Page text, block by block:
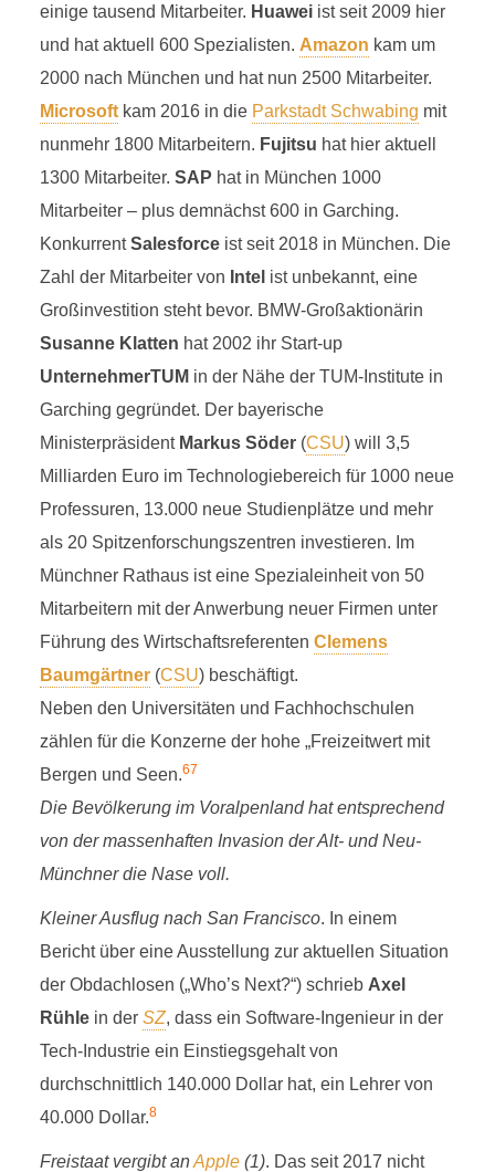
einige tausend Mitarbeiter. Huawei ist seit 2009 hier
und hat aktuell 600 Spezialisten. Amazon kam um
2000 nach München und hat nun 2500 Mitarbeiter.
Microsoft kam 2016 in die Parkstadt Schwabing mit
nunmehr 1800 Mitarbeitern. Fujitsu hat hier aktuell
1300 Mitarbeiter. SAP hat in München 1000
Mitarbeiter – plus demnächst 600 in Garching.
KonkurrentSalesforceist seit 2018 in München. Die
Zahl der Mitarbeiter von Intel ist unbekannt, eine
Großinvestition steht bevor. BMW-Großaktionärin
Susanne Klatten hat 2002 ihr Start-up
UnternehmerTUM in der Nähe der TUM-Institute in
Garching gegründet. Der bayerische
Ministerpräsident Markus Söder(CSU) will 3,5
Milliarden Euro im Technologiebereich für 1000 neue
Professuren, 13.000 neue Studienplätze und mehr
als 20 Spitzenforschungszentren investieren. Im
Münchner Rathaus ist eine Spezialeinheit von 50
Mitarbeitern mit der Anwerbung neuer Firmen unter
Führung des Wirtschaftsreferenten Clemens
Baumgärtner(CSU) beschäftigt.
Neben den Universitäten und Fachhochschulen
zählen für die Konzerne der hohe „Freizeitwert mit
Bergen und Seen.67
Die Bevölkerung im Voralpenland hat entsprechend
von der massenhaften Invasion der Alt- und Neu-
Münchner die Nase voll.
Kleiner Ausflug nach San Francisco. In einem
Bericht über eine Ausstellung zur aktuellen Situation
der Obdachlosen („Who’s Next?“) schrieb Axel
Rühlein der SZ, dass ein Software-Ingenieur in der
Tech-Industrie ein Einstiegsgehalt von
durchschnittlich 140.000 Dollar hat, ein Lehrer von
40.000 Dollar.8
Freistaat vergibt anApple(1). Das seit 2017 nicht